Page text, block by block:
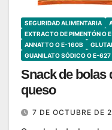
SEGURIDAD ALIMENTARIA
EXTRACTO DE PIMENTÓN O
ANNATTO O E-160B
GUANILATO SÓDICO O E-627
Snack de bolas
queso
7 DE OCTUBRE DE